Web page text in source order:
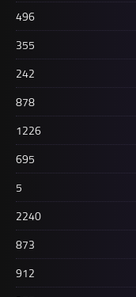
496
355
242
878
1226
695
5
2240
873
912